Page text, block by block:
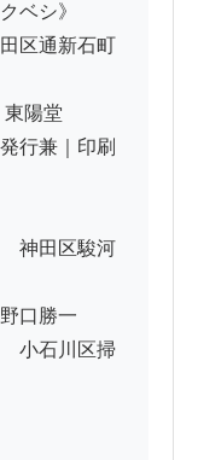
ベシ》
石町
東陽堂
印刷
河
口勝一
掃